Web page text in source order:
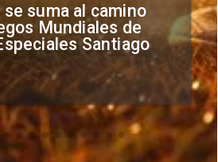
Sifup
por situación